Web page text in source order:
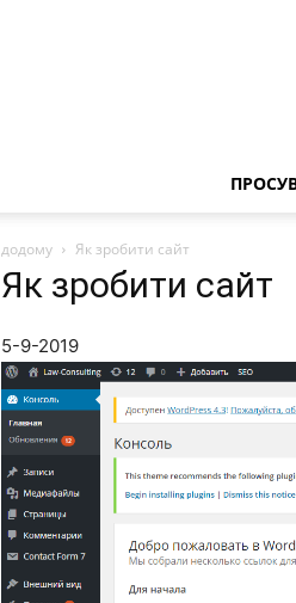
додому Як зробити сайт
Як зробити сайт
5-9-2019